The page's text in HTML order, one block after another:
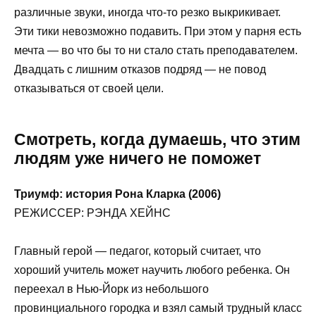
различные звуки, иногда что-то резко выкрикивает.
Эти тики невозможно подавить. При этом у парня есть
мечта — во что бы то ни стало стать преподавателем.
Двадцать с лишним отказов подряд — не повод
отказываться от своей цели.
Смотреть, когда думаешь, что этим
людям уже ничего не поможет
Триумф: история Рона Кларка (2006)
РЕЖИССЕР: РЭНДА ХЕЙНС
Главный герой — педагог, который считает, что
хороший учитель может научить любого ребенка. Он
переехал в Нью-Йорк из небольшого
провинциального городка и взял самый трудный класс